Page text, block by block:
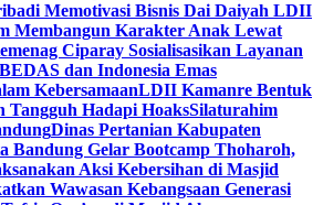
Memotivasi Bisnis Dai Daiyah LDII
Membangun Karakter Anak Lewat
Ciparay Sosialisasikan Layanan
dan Indonesia Emas
KebersamaanLDII Kamanre Bentuk
Hadapi HoaksSilaturahim
Dinas Pertanian Kabupaten
Bandung Gelar Bootcamp Thoharoh,
Aksi Kebersihan di Masjid
Wawasan Kebangsaan Generasi